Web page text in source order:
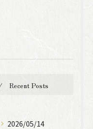
Recent Posts
2026/05/14